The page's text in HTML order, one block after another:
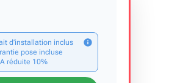
d’installation inclus
pose incluse
réduite 10%